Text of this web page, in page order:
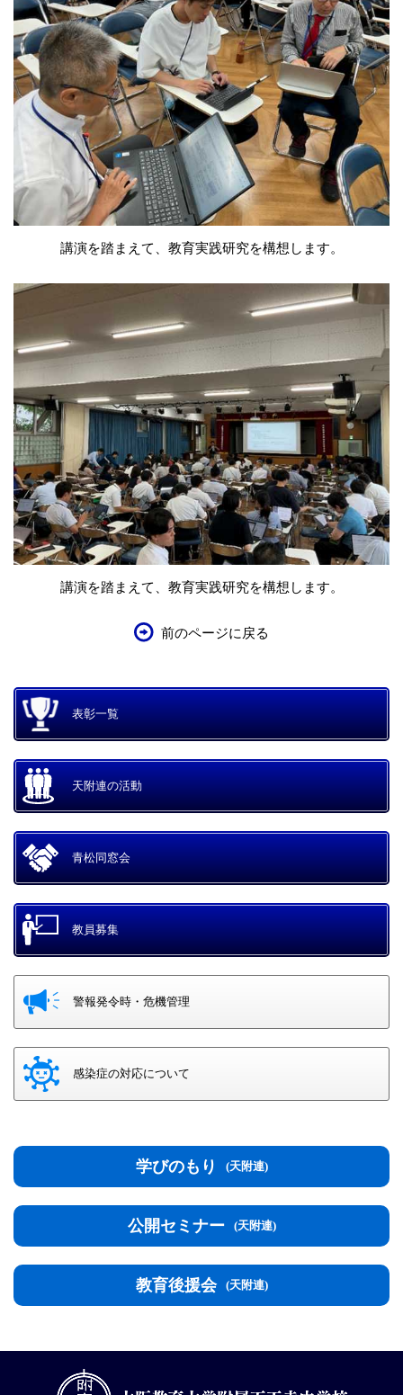
講演を踏まえて、教育実践研究を構想します。
講演を踏まえて、教育実践研究を構想します。
前のページに戻る
表彰一覧
天附連の活動
青松同窓会
教員募集
警報発令時・危機管理
感染症の対応について
学びのもり (天附連)
公開セミナー (天附連)
教育後援会 (天附連)